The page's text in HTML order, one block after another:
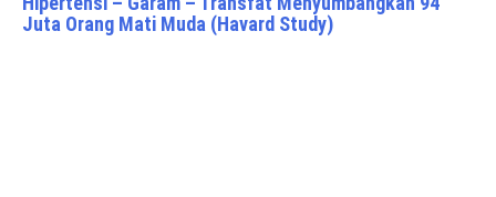
Juta Orang Mati Muda (Havard Study)